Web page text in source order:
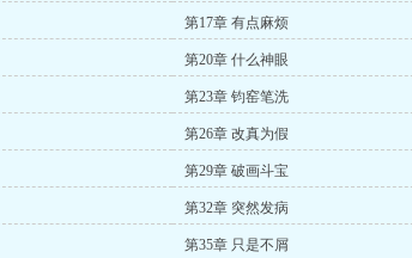
第17章 有点麻烦
第20章 什么神眼
第23章 钧窑笔洗
第26章 改真为假
第29章 破画斗宝
第32章 突然发病
第35章 只是不屑